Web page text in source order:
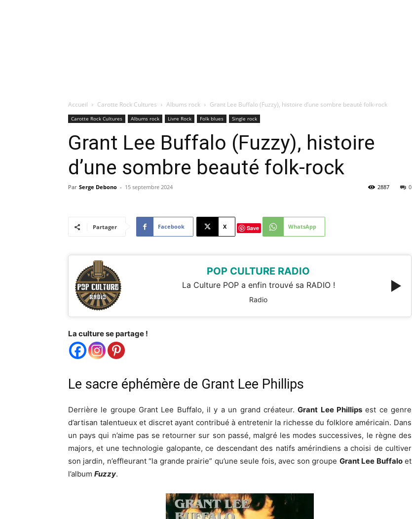
Accueil Carotte Rock Cultures Albums rock Grant Lee Buffalo (Fuzzy), histoire d’une sombre beauté folk-rock
Carotte Rock Cultures Albums rock Livre Rock Folk blues Single rock
Grant Lee Buffalo (Fuzzy), histoire
d’une sombre beauté folk-rock
Par Serge Debono - 15 septembre 2024 0
2887
Partager Facebook X Save WhatsApp
POP CULTURE RADIO
La Culture POP a enfin trouvé sa RADIO !
Radio
La culture se partage !
Le sacre éphémère de Grant Lee Phillips
Derrière le groupe Grant Lee Buffalo, il y a un grand créateur.Grant Lee Phillipsest ce genre
d’artisan talentueux et discret ayant contribué à entretenir la richesse du folklore américain. Dans
un pays qui n’aime pas se retourner sur son passé, malgré les modes successives, le règne des
majors, et une technologie galopante, ce descendant des natifs amérindiens a choisi de cultiver
son jardin, n’effleurant “la grande prairie” qu’une seule fois, avec son groupe Grant Lee Buffaloet
l’album Fuzzy.